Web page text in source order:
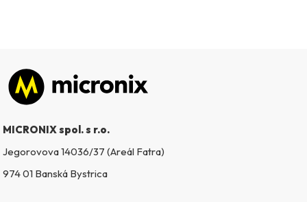
Zápätie
MICRONIX spol. s r.o.
Jegorovova 14036/37 (Areál Fatra)
974 01 Banská Bystrica